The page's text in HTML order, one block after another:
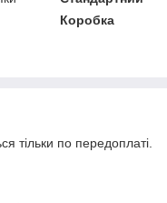
Коробка
тільки по передоплаті.